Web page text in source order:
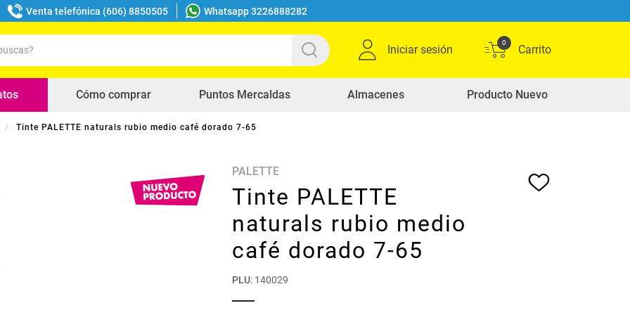
Venta telefónica (606) 8850505 Whatsapp 3226888282
Iniciar sesión
0
Cómo comprar Puntos Mercaldas Almacenes Producto Nuevo
Tinte PALETTE naturals rubio medio café dorado 7-65
PALETTE
Tinte PALETTE
naturals rubio medio
café dorado 7-65
PLU: 140029
buscados